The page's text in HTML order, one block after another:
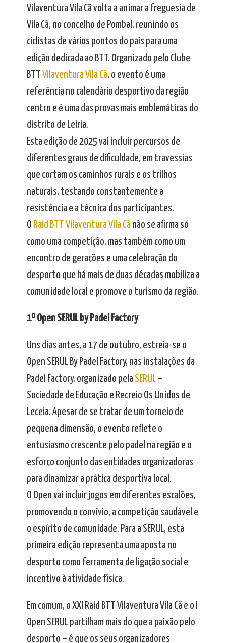
Vilaventura Vila Cã volta a animar a freguesia de
Vila Cã, no concelho de Pombal, reunindo os
ciclistas de vários pontos do país para uma
edição dedicada ao BTT. Organizado pelo Clube
BTT Vilaventura Vila Cã, o evento é uma
referência no calendário desportivo da região
centro e é uma das provas mais emblemáticas do
distrito de Leiria.
Esta edição de 2025 vai incluir percursos de
diferentes graus de dificuldade, em travessias
que cortam os caminhos rurais e os trilhos
naturais, testando constantemente a
resistência e a técnica dos participantes.
O Raid BTT Vilaventura Vila Cã não se afirma só
como uma competição, mas também como um
encontro de gerações e uma celebração do
desporto que há mais de duas décadas mobiliza a
comunidade local e promove o turismo da região.
1º Open SERUL by Padel Factory
Uns dias antes, a 17 de outubro, estreia-se o
Open SERUL By Padel Factory, nas instalações da
Padel Factory, organizado pela SERUL–
Sociedade de Educação e Recreio Os Unidos de
Leceia. Apesar de se tratar de um torneio de
pequena dimensão, o evento reflete o
entusiasmo crescente pelo padel na região e o
esforço conjunto das entidades organizadoras
para dinamizar a prática desportiva local.
O Open vai incluir jogos em diferentes escalões,
promovendo o convívio, a competição saudável e
o espírito de comunidade. Para a SERUL, esta
primeira edição representa uma aposta no
desporto como ferramenta de ligação social e
incentivo à atividade física.
Em comum, o XXI Raid BTT Vilaventura Vila Cã e o I
Open SERUL partilham mais do que a paixão pelo
desporto – é que os seus organizadores